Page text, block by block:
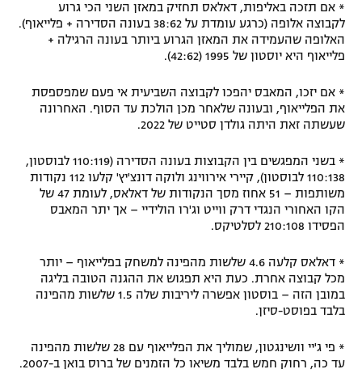
* אם תזכה באליפות, דאלאס תחזיק במאזן השני הכי גרוע
לקבוצה אלופה (כרגע עומדת על 38:62 בעונה הסדירה + פלייאוף).
האלופה שהעמידה את המאזן הגרוע ביותר בעונה הרגילה +
פלייאוף היא יוסטון של 1995 (42:62).
* אם יזכו, המאבס יהפכו לקבוצה השביעית אי פעם שמפספסת
את הפלייאוף, ובעונה שלאחר מכן הולכת עד הסוף. האחרונה
שעשתה זאת היתה גולדן סטייט של 2022.
* בשני המפגשים בין הקבוצות בעונה הסדירה (110:119 לבוסטון,
110:138 לבוסטון), קיירי אירווינג ולוקה דונצ'יץ' קלעו 112 נקודות
משותפות – 51 אחוז מסך הנקודות של דאלאס, לעומת 47 של
הקו האחורי הנגדי דרק ווייט וג'רו הולידיי – אך יתר המאבס
הפסידו 210:108 לסלטיקס.
* דאלאס קלעה 4.6 שלשות מהפינה למשחק בפלייאוף – יותר
מכל קבוצה אחרת. כעת היא תפגוש את ההגנה הטובה בליגה
במובן הזה – בוסטון אפשרה ליריבות שלה 1.5 שלשות מהפינה
בלבד בפוסט-סיזן.
* פי ג'יי וושינגטון, שמוליך את הפלייאוף עם 28 שלשות מהפינה
עד כה, רחוק חמש בלבד משיאו כל הזמנים של ברוס בואן ב-2007.